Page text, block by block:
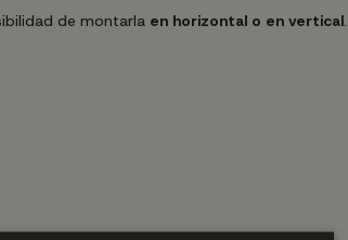
de montarla en horizontal o en vertical